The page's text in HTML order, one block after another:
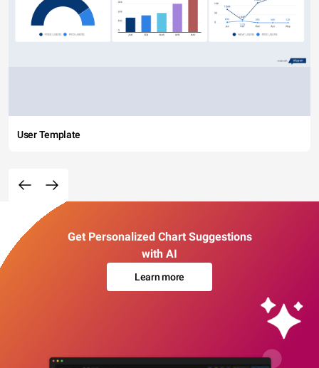
User Template
Get Personalized Chart Suggestions
with AI
Learn more